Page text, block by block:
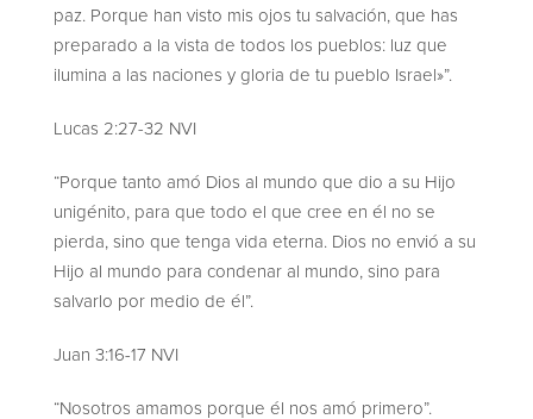
paz. Porque han visto mis ojos tu salvación, que has
preparado a la vista de todos los pueblos: luz que
ilumina a las naciones y gloria de tu pueblo Israel»”.
Lucas 2:27-32 NVI
“Porque tanto amó Dios al mundo que dio a su Hijo
unigénito, para que todo el que cree en él no se
pierda, sino que tenga vida eterna. Dios no envió a su
Hijo al mundo para condenar al mundo, sino para
salvarlo por medio de él”.
Juan 3:16-17 NVI
“Nosotros amamos porque él nos amó primero”.